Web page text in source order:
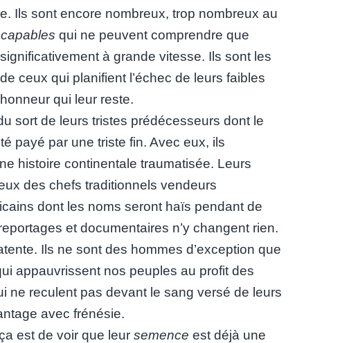
Ils sont encore nombreux, trop nombreux au
qui ne peuvent comprendre que
à grande vitesse. Ils sont les
ceux qui planifient l’échec de leurs faibles
qui leur reste.
sort de leurs tristes prédécesseurs dont le
payé par une triste fin. Avec eux, ils
histoire continentale traumatisée. Leurs
des chefs traditionnels vendeurs
dont les noms seront haïs pendant de
et documentaires n’y changent rien.
Ils ne sont des hommes d’exception que
appauvrissent nos peuples au profit des
ne reculent pas devant le sang versé de leurs
avec frénésie.
est de voir que leur semence est déjà une